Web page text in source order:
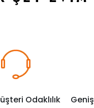
Odaklılık